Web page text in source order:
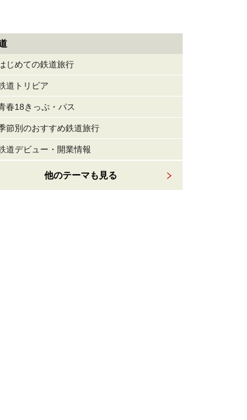
じめての鉄道旅行
道トリビア
春18きっぷ・パス
節別のおすすめ鉄道旅行
道デビュー・開業情報
他のテーマも見る